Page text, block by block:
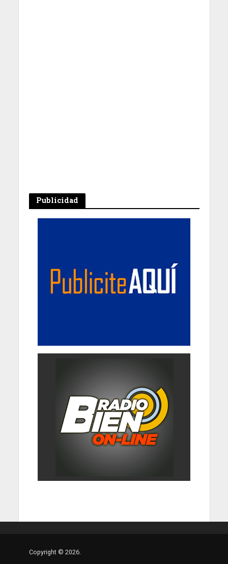
Publicidad
Copyright © 2026.